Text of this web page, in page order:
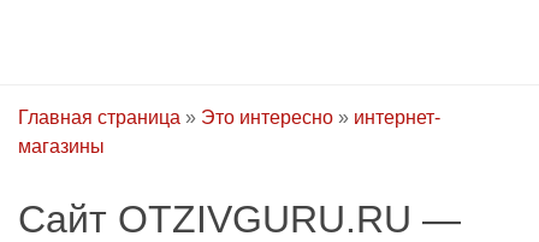
Главная страница » Это интересно » интернет-
магазины
Сайт OTZIVGURU.RU —